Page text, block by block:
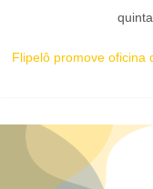
Flipelô promove oficina
Comédia romântica “O
Nesta sexta-feira (7),
caminho para equidade
Livro infantil sobre